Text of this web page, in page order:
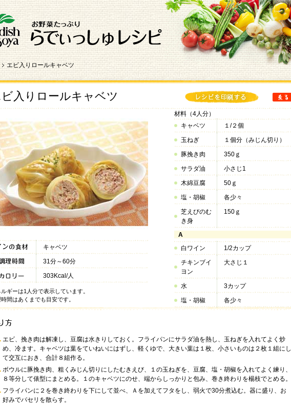
エビ入りロールキャベツ
入りロールキャベツ
キャベツ
31分～60分
303Kcal/人
ルギーは1人分で表示しています。
間はあくまでも目安です。
材料（4人分）
キャベツ
１/２個
玉ねぎ
１個分（みじん切り）
豚挽き肉
350ｇ
サラダ油
小さじ1
木綿豆腐
50ｇ
塩・胡椒
各少々
芝えびのむ
き身
150ｇ
A
白ワイン
1/2カップ
チキンブイ
ヨン
大さじ１
水
3カップ
塩・胡椒
各少々
エビ、挽き肉は解凍し、豆腐は水きりしておく。フライパンにサラダ油を熱し、玉ねぎを入れてよく炒
め、冷ます。キャベツは葉をていねいにはずし、軽くゆで、大きい葉は１枚、小さいものは２枚１組にし
て交互におき、合計８組作る。
ボウルに豚挽き肉、粗くみじん切りにしたむきえび、１の玉ねぎを、豆腐、塩・胡椒を入れてよく練り、
８等分して俵型にまとめる。１のキャベツにのせ、端からしっかりと包み、巻き終わりを楊枝でとめる。
フライパンに２を巻き終わりを下にして並べ、Ａを加えてフタをし、弱火で30分煮込む。器に盛り、お
好みでパセリを散らす。